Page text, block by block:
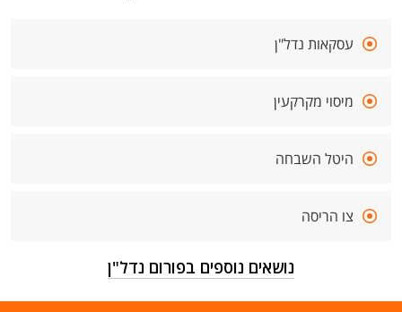
עסקאות נדל"ן
מיסוי מקרקעין
היטל השבחה
צו הריסה
נושאים נוספים בפורום נדל"ן